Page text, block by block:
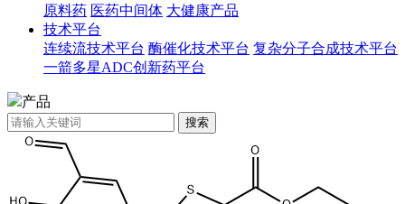
原料药 医药中间体 大健康产品
技术平台
连续流技术平台 酶催化技术平台 复杂分子合成技术平台
一箭多星ADC创新药平台
产品
搜索